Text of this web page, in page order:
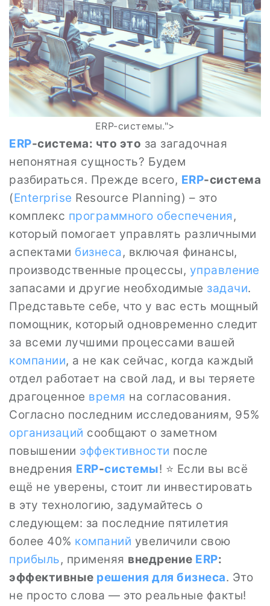
ERP-системы.">
ERP-система: что это за загадочная
непонятная сущность? Будем
разбираться. Прежде всего, ERP-система
(Enterprise Resource Planning) – это
комплекс программного обеспечения,
который помогает управлять различными
аспектами бизнеса, включая финансы,
производственные процессы, управление
запасами и другие необходимые задачи.
Представьте себе, что у вас есть мощный
помощник, который одновременно следит
за всеми лучшими процессами вашей
компании, а не как сейчас, когда каждый
отдел работает на свой лад, и вы теряете
драгоценное время на согласования.
Согласно последним исследованиям, 95%
организаций сообщают о заметном
повышении эффективности после
внедрения ERP-системы! ⭐ Если вы всё
ещё не уверены, стоит ли инвестировать
в эту технологию, задумайтесь о
следующем: за последние пятилетия
более 40% компаний увеличили свою
прибыль, применяя внедрение ERP:
эффективные решения для бизнеса. Это
не просто слова — это реальные факты!